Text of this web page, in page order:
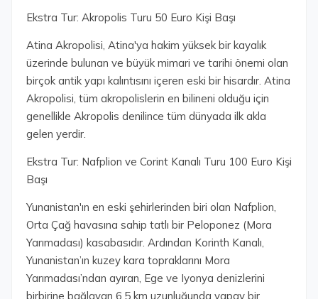
Ekstra Tur: Akropolis Turu 50 Euro Kişi Başı
Atina Akropolisi, Atina'ya hakim yüksek bir kayalık
üzerinde bulunan ve büyük mimari ve tarihi önemi olan
birçok antik yapı kalıntısını içeren eski bir hisardır. Atina
Akropolisi, tüm akropolislerin en bilineni olduğu için
genellikle Akropolis denilince tüm dünyada ilk akla
gelen yerdir.
Ekstra Tur: Nafplion ve Corint Kanalı Turu 100 Euro Kişi
Başı
Yunanistan'ın en eski şehirlerinden biri olan Nafplion,
Orta Çağ havasına sahip tatlı bir Peloponez (Mora
Yarımadası) kasabasıdır. Ardından Korinth Kanalı,
Yunanistan’ın kuzey kara topraklarını Mora
Yarımadası’ndan ayıran, Ege ve Iyonya denizlerini
birbirine bağlayan 6,5 km uzunluğunda yapay bir